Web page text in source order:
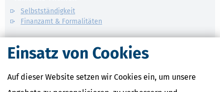
Einsatz von Cookies
Auf dieser Website setzen wir Cookies ein, um unsere
Selbstständigkeit
Finanzamt & Formalitäten
Verwandte Lexikon-Begriffe
Künstlersozialabgabe
Lohnsteuer-Nachschau